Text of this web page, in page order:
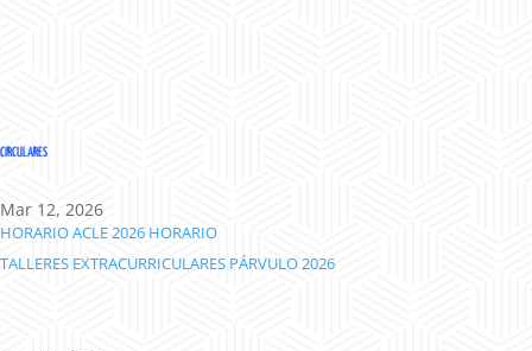
CIRCULARES
Mar 12, 2026
HORARIO ACLE 2026 HORARIO
TALLERES EXTRACURRICULARES PÁRVULO 2026